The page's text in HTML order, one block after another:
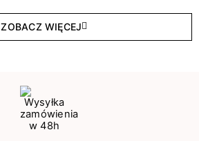
ZOBACZ WIĘCEJ